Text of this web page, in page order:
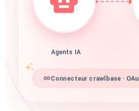
Agents IA
Connecteur crawlbase ·